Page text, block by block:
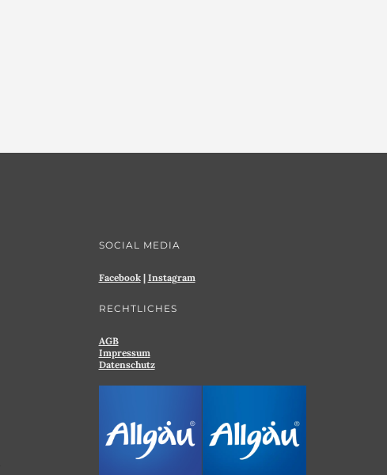
SOCIAL MEDIA
Facebook| Instagram
RECHTLICHES
AGB
Impressum
Datenschutz